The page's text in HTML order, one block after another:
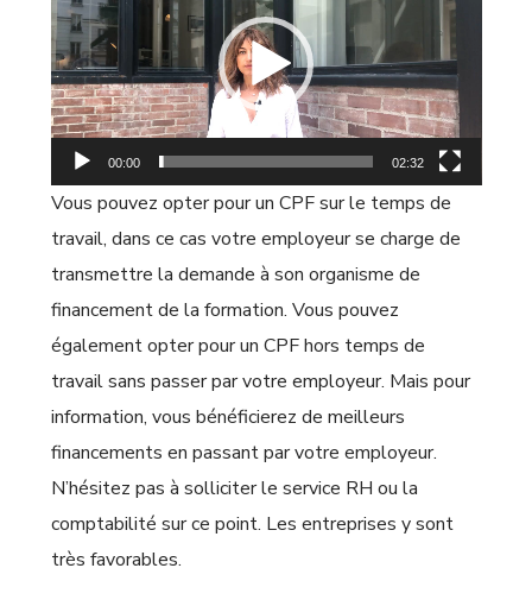
00:00 02:32
Vous pouvez opter pour un CPF sur le temps de
travail, dans ce cas votre employeur se charge de
transmettre la demande à son organisme de
financement de la formation. Vous pouvez
également opter pour un CPF hors temps de
travail sans passer par votre employeur. Mais pour
information, vous bénéficierez de meilleurs
financements en passant par votre employeur.
N’hésitez pas à solliciter le service RH ou la
comptabilité sur ce point. Les entreprises y sont
très favorables.